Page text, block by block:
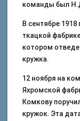
команды был
В сентябре
ткацкой
котором
кружка.
12 ноября на
Яхромской
Комкову
кружок. Эта